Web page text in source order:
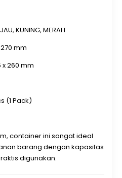
KUNING, MERAH
mm
x 260 mm
(1 Pack)
container ini sangat ideal
barang dengan kapasitas
digunakan.